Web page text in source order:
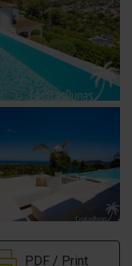
PDF / Print